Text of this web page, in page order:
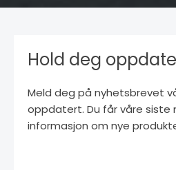
Hold deg
Meld deg på nyhetsbrevet
oppdatert. Du får våre siste
informasjon om nye